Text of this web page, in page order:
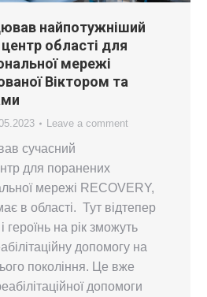
найпотужніший
центр області для
мережі
Віктором та
Leave a comment
сучасний
для поранених
мережі RECOVERY,
в області. Тут відтепер
героїнь на рік зможуть
допомогу на
покоління. Це вже
допомоги